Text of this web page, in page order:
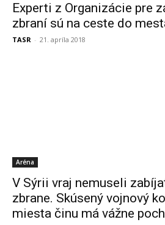
Experti z Organizácie pre
zbraní sú na ceste do
TASR - 21. apríla 2018
Aréna
V Sýrii vraj nemuseli
zbrane. Skúsený vojnový
miesta činu má vážne